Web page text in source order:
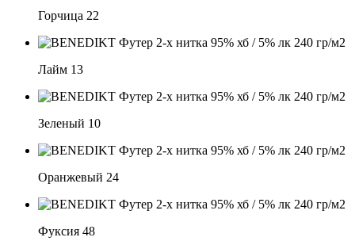
Горчица 22
Лайм 13
Зеленый 10
Оранжевый 24
Фуксия 48